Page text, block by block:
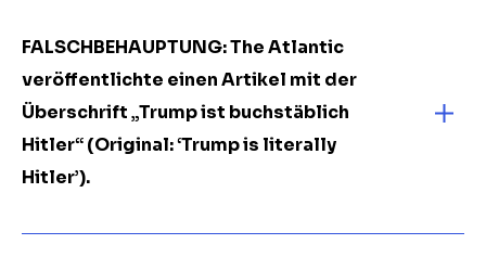
FALSCHBEHAUPTUNG: The Atlantic
veröffentlichte einen Artikel mit der
Überschrift „Trump ist buchstäblich
Hitler“ (Original: ‘Trump is literally
Hitler’).